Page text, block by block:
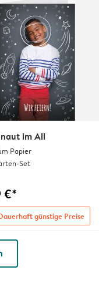
im All
Papier
Set
€*
günstige Preise